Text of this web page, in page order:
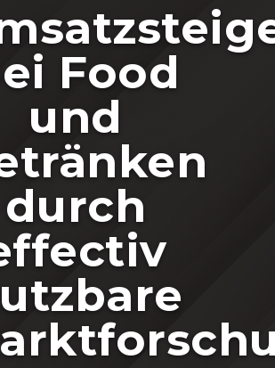
Food
und
durch